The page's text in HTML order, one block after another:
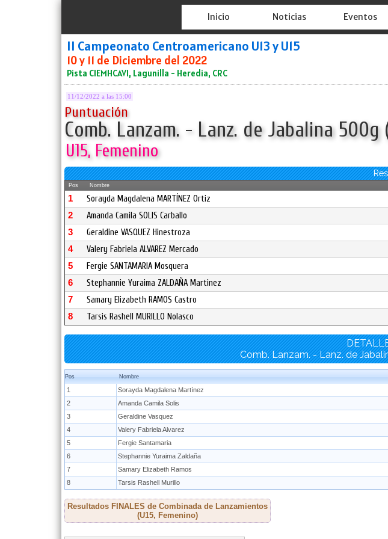
Inicio Noticias Eventos
II Campeonato Centroamericano U13 y U15
10 y 11 de Diciembre del 2022
Pista CIEMHCAVI, Lagunilla - Heredia, CRC
11/12/2022 a las 15:00
Puntuación
Comb. Lanzam. - Lanz. de Jabalina 500g
U15, Femenino
Pos Nombre
1 Sorayda Magdalena MARTÍNEZ Ortiz
2 Amanda Camila SOLIS Carballo
3 Geraldine VASQUEZ Hinestroza
4 Valery Fabriela ALVAREZ Mercado
5 Fergie SANTAMARIA Mosquera
6 Stephannie Yuraima ZALDAÑA Martinez
7 Samary Elizabeth RAMOS Castro
8 Tarsis Rashell MURILLO Nolasco
Comb. Lanzam. - Lanz. de
Pos Nombre
1 Sorayda Magdalena Martínez
2 Amanda Camila Solis
3 Geraldine Vasquez
4 Valery Fabriela Alvarez
5 Fergie Santamaria
6 Stephannie Yuraima Zaldaña
7 Samary Elizabeth Ramos
8 Tarsis Rashell Murillo
Resultados FINALES de Combinada de Lanzamientos
(U15, Femenino)